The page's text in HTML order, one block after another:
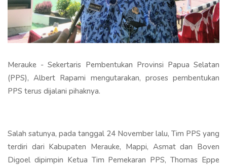
Merauke - Sekertaris Pembentukan Provinsi Papua Selatan
(PPS), Albert Rapami mengutarakan, proses pembentukan
PPS terus dijalani pihaknya.
Salah satunya, pada tanggal 24 November lalu, Tim PPS yang
terdiri dari Kabupaten Merauke, Mappi, Asmat dan Boven
Digoel dipimpin Ketua Tim Pemekaran PPS, Thomas Eppe